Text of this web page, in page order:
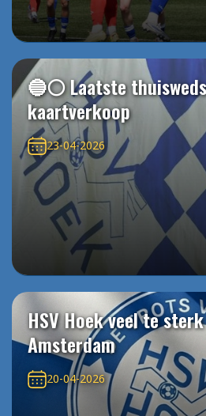
🔵⚪️ Laatste
kaartverkoop
23-04-2026
HSV Hoek veel te
Amsterdam
20-04-2026